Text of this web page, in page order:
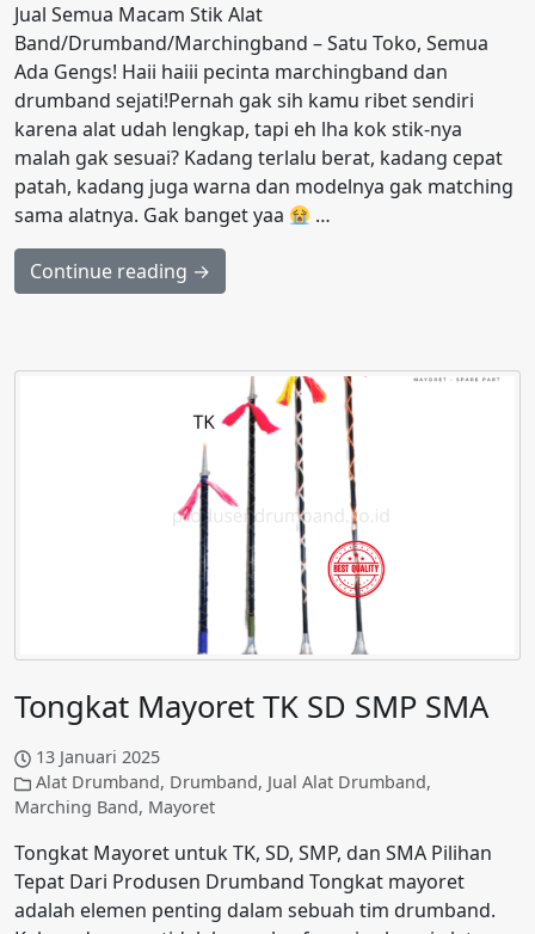
Jual Semua Macam Stik Alat
Band/Drumband/Marchingband – Satu Toko, Semua
Ada Gengs! Haii haiii pecinta marchingband dan
drumband sejati!Pernah gak sih kamu ribet sendiri
karena alat udah lengkap, tapi eh lha kok stik-nya
malah gak sesuai? Kadang terlalu berat, kadang cepat
patah, kadang juga warna dan modelnya gak matching
sama alatnya. Gak banget yaa
…
Continue reading →
Tongkat Mayoret TK SD SMP SMA
13 Januari 2025
Alat Drumband, Drumband, Jual Alat Drumband,
Marching Band, Mayoret
Tongkat Mayoret untuk TK, SD, SMP, dan SMA Pilihan
Tepat Dari Produsen Drumband Tongkat mayoret
adalah elemen penting dalam sebuah tim drumband.